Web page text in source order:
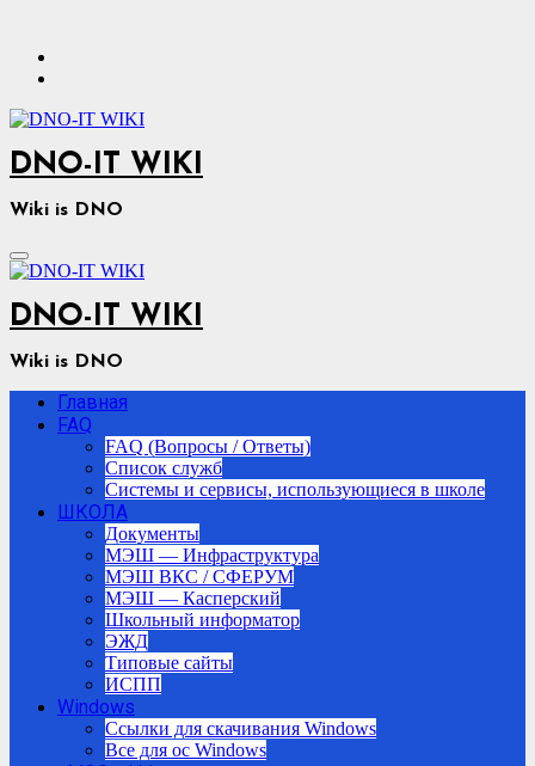
содержимому
DNO-IT WIKI
Wiki is DNO
DNO-IT WIKI
Wiki is DNO
Главная
FAQ
FAQ (Вопросы / Ответы)
Список служб
Системы и сервисы, использующиеся в школе
ШКОЛА
Документы
МЭШ — Инфраструктура
МЭШ ВКС / СФЕРУМ
МЭШ — Касперский
Школьный информатор
ЭЖД
Типовые сайты
ИСПП
Windows
Ссылки для скачивания Windows
Все для ос Windows